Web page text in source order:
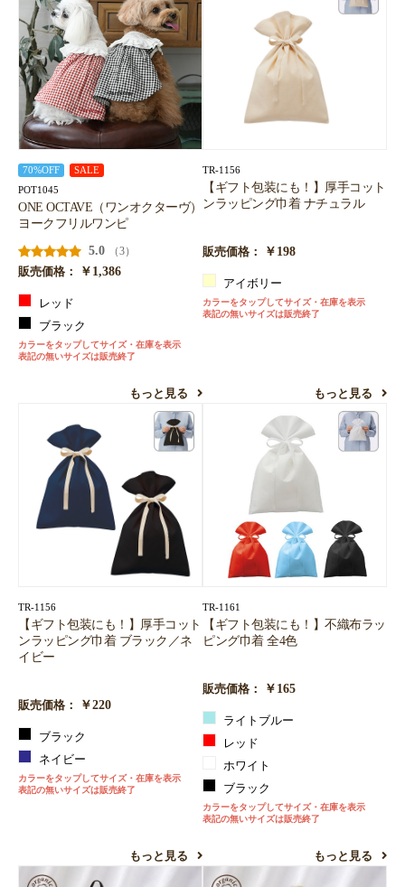
70%OFF SALE
POT1045
ONE OCTAVE（ワンオクターヴ）
ヨークフリルワンピ
5.0
（3）
販売価格：
￥1,386
レッド
ブラック
カラーをタップしてサイズ・在庫を表示
表記の無いサイズは販売終了
もっと見る
TR-1156
【ギフト包装にも！】厚手コット
ンラッピング巾着 ナチュラル
販売価格： ￥198
アイボリー
カラーをタップしてサイズ・在庫を表示
表記の無いサイズは販売終了
もっと見る
TR-1156
【ギフト包装にも！】厚手コット
ンラッピング巾着 ブラック／ネ
イビー
販売価格： ￥220
ブラック
ネイビー
カラーをタップしてサイズ・在庫を表示
表記の無いサイズは販売終了
もっと見る
TR-1161
【ギフト包装にも！】不織布ラッ
ピング巾着 全4色
販売価格： ￥165
ライトブルー
レッド
ホワイト
ブラック
カラーをタップしてサイズ・在庫を表示
表記の無いサイズは販売終了
もっと見る